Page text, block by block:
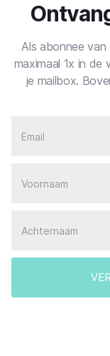
Als abonnee
maximaal 1x in de
je mailbox.